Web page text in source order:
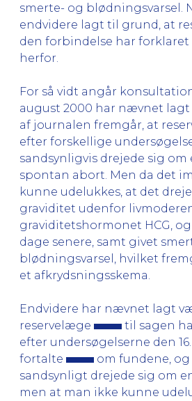
smerte- og blødningsvarsel.
endvidere lagt til grund, at
den forbindelse har
herfor.
For så vidt angår
august 2000 har nævnet
af journalen fremgår, at
efter forskellige
sandsynligvis drejede sig
spontan abort. Men da det
kunne udelukkes, at det
graviditet udenfor
graviditetshormonet HCG,
dage senere, samt givet
blødningsvarsel, hvilket
et afkrydsningsskema.
Endvidere har nævnet lagt
reservelæge
til sagen
efter undersøgelserne den
fortalte
om fundene,
sandsynligt drejede sig om
men at man ikke kunne